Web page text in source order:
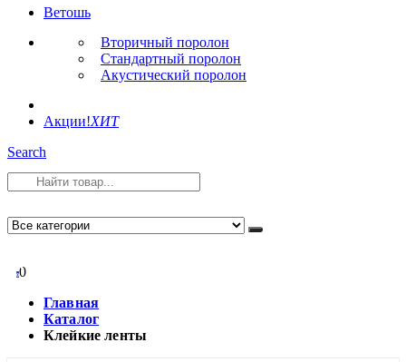
Ветошь
Вторичный поролон
Стандартный поролон
Акустический поролон
Акции!ХИТ
Search
00
Главная
Каталог
Клейкие ленты